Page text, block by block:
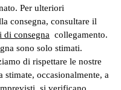
Per ulteriori
consegna, consultare il
consegna collegamento.
sono solo stimati.
di rispettare le nostre
stimate, occasionalmente, a